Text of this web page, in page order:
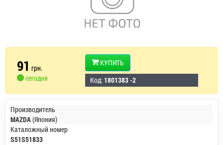
91 грн.
сегодня
КУПИТЬ
Код: 1801383 -2
Производитель
MAZDA(Япония)
Каталожный номер
S51S51833